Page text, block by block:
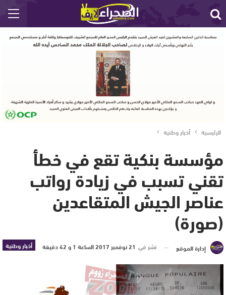
الرئيسية أخبار وطنية
مؤسسة بنكية تقع في خطأ
تقني تسبب في زيادة رواتب
عناصر الجيش المتقاعدين
(صورة)
أخبار وطنية إدارة الموقع نشر في 21 نوفمبر 2017 الساعة 1 و 42 دقيقة